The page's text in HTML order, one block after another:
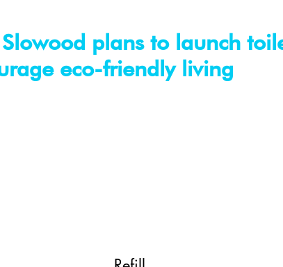
plans to launch
eco-friendly living